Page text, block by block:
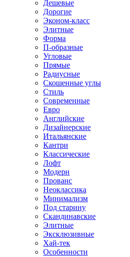
Дешевые
Дорогие
Эконом-класс
Элитные
Форма
П-образные
Угловые
Прямые
Радиусные
Скошенные углы
Стиль
Современные
Евро
Английские
Дизайнерские
Итальянские
Кантри
Классические
Лофт
Модерн
Прованс
Неоклассика
Минимализм
Под старину
Скандинавские
Элитные
Эксклюзивные
Хай-тек
Особенности